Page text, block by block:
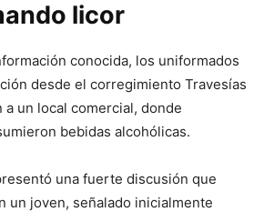
licor
conocida, los uniformados
desde el corregimiento Travesías
un local comercial, donde
bebidas alcohólicas.
una fuerte discusión que
un joven, señalado inicialmente